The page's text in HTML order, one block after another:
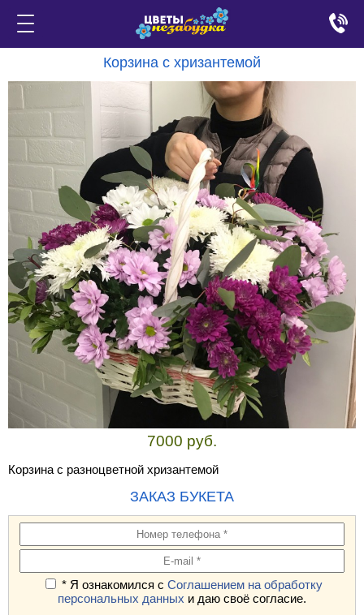
Корзина с хризантемой
7000 руб.
Корзина с разноцветной хризантемой
ЗАКАЗ БУКЕТА
* Я ознакомился с Соглашением на обработку
персональных данных и даю своё согласие.